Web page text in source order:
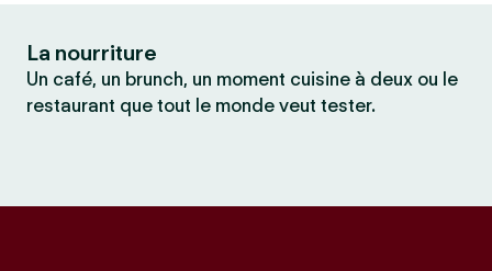
La nourriture
Un café, un brunch, un moment cuisine à deux ou le
restaurant que tout le monde veut tester.